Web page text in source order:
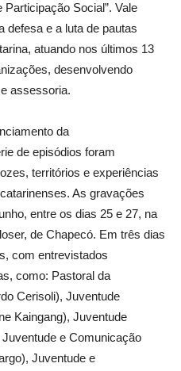
Social”. Vale
defesa e a luta de pautas
atuando nos últimos 13
desenvolvendo
assessoria.
da
de episódios foram
territórios e experiências
As gravações
entre os dias 25 e 27, na
de Chapecó. Em três dias
com entrevistados
como: Pastoral da
Cerisoli), Juventude
Kaingang), Juventude
e Comunicação
Juventude e